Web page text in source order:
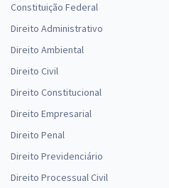
Constituição Federal
Direito Administrativo
Direito Ambiental
Direito Civil
Direito Constitucional
Direito Empresarial
Direito Penal
Direito Previdenciário
Direito Processual Civil